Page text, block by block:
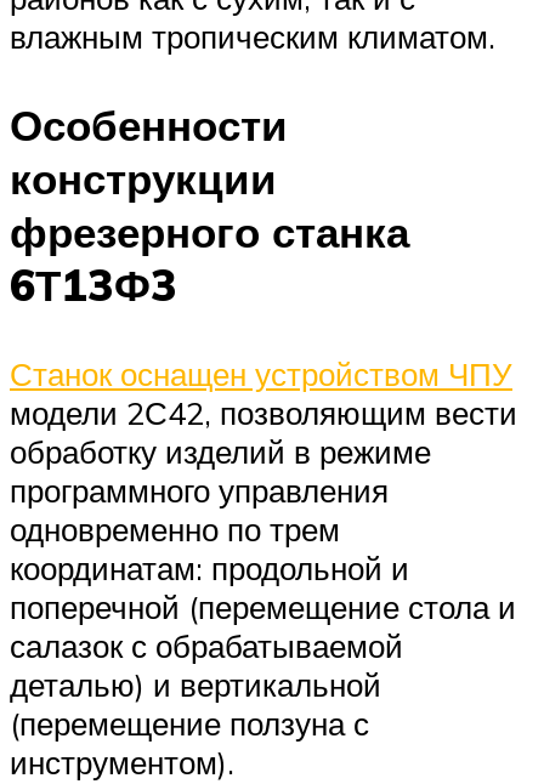
влажным тропическим климатом.
Особенности
конструкции
фрезерного станка
6Т13Ф3
Станок оснащен устройством ЧПУ
модели 2С42, позволяющим вести
обработку изделий в режиме
программного управления
одновременно по трем
координатам: продольной и
поперечной (перемещение стола и
салазок с обрабатываемой
деталью) и вертикальной
(перемещение ползуна с
инструментом).